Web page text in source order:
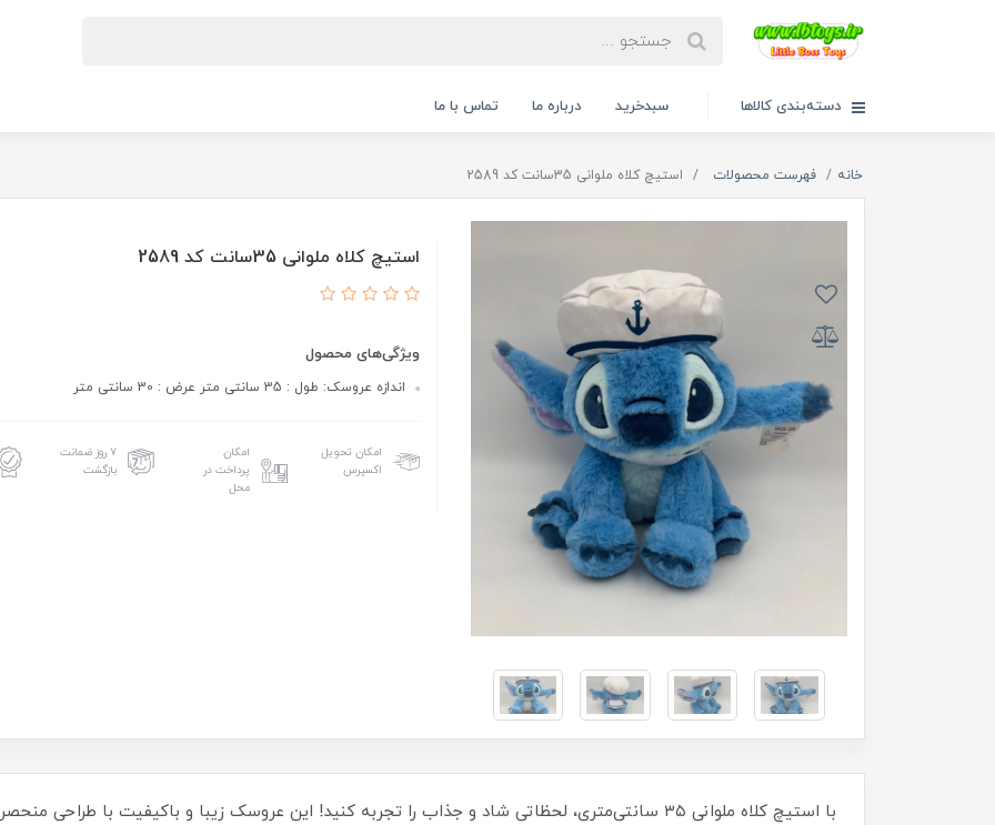
دسته‌بندی کالاها سبدخرید درباره ما تماس با ما
خانه فهرست محصولات استیچ کلاه ملوانی 35سانت کد 2589
استیچ کلاه ملوانی 35سانت کد 2589
ویژگی‌های محصول
اندازه عروسک: طول : 35 سانتی متر عرض : 30 سانتی متر
امکان تحویل
اکسپرس
امکان
پرداخت در
محل
۷ روز ضمانت
بازگشت
با استیچ کلاه ملوانی ۳۵ سانتی‌متری، لحظاتی شاد و جذاب را تجربه کنید! این عروسک زیبا و باکیفیت با